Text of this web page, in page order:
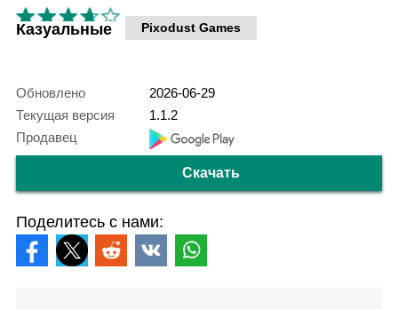
Казуальные Pixodust Games
Обновлено
2026-06-29
Текущая версия
1.1.2
Продавец
Скачать
Поделитесь с нами: